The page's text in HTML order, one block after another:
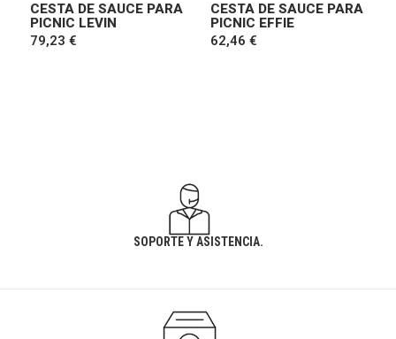
CESTA DE SAUCE PARA
PICNIC LEVIN
79,23 €
CESTA DE SAUCE PARA
PICNIC EFFIE
62,46 €
SOPORTE Y ASISTENCIA.